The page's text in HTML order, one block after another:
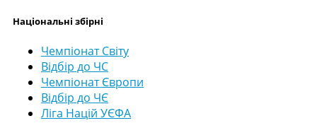
Національні збірні
Чемпіонат Світу
Відбір до ЧС
Чемпіонат Європи
Відбір до ЧЄ
Ліга Націй УЄФА